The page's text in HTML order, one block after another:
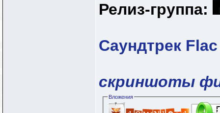
Релиз-группа:
Саундтрек Flac
скриншоты
Вложения